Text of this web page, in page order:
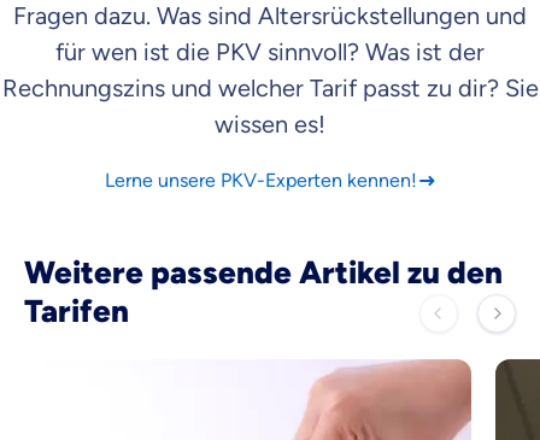
Fragen dazu. Was sind Altersrückstellungen und
für wen ist die PKV sinnvoll? Was ist der
Rechnungszins und welcher Tarif passt zu dir? Sie
wissen es!
Lerne unsere PKV-Experten kennen!
Weitere passende Artikel zu den
Tarifen